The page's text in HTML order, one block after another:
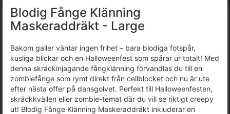
Blodig Fånge Klänning
Maskeraddräkt - Large
Bakom galler väntar ingen frihet – bara blodiga fotspår,
kusliga blickar och en Halloweenfest som spårar ur totalt! Med
denna skräckinjagande fångklänning förvandlas du till en
zombiefånge som rymt direkt från cellblocket och nu är ute
efter nästa offer på dansgolvet. Perfekt till Halloweenfesten,
skräckkvällen eller zombie-temat där du vill se riktigt creepy
ut! Blodig Fånge Klänning Maskeraddräkt inkluderar en